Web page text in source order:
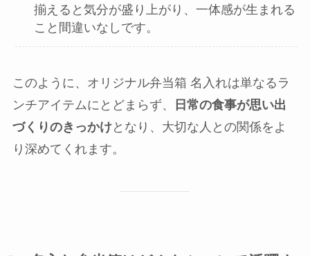
揃えると気分が盛り上がり、一体感が生まれる
こと間違いなしです。
このように、オリジナル弁当箱 名入れは単なるラ
ンチアイテムにとどまらず、
日常の食事が思い出
づくりのきっかけとなり、大切な人との関係をよ
り深めてくれます。